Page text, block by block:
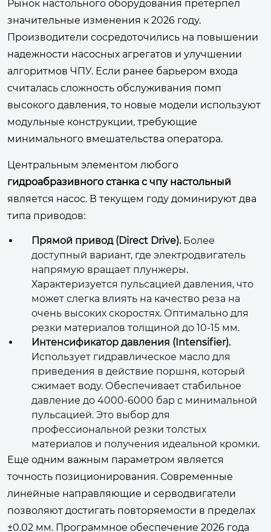
Рынок настольного оборудования претерпел
значительные изменения к 2026 году.
Производители сосредоточились на повышении
надежности насосных агрегатов и улучшении
алгоритмов ЧПУ. Если ранее барьером входа
считалась сложность обслуживания помп
высокого давления, то новые модели используют
модульные конструкции, требующие
минимального вмешательства оператора.
Центральным элементом любого
гидроабразивного станка с чпу настольный
является насос. В текущем году доминируют два
типа приводов:
Прямой привод (Direct Drive).Более
доступный вариант, где электродвигатель
напрямую вращает плунжеры.
Характеризуется пульсацией давления, что
может слегка влиять на качество реза на
очень высоких скоростях. Оптимально для
резки материалов толщиной до 10-15 мм.
Интенсификатор давления (Intensifier).
Использует гидравлическое масло для
приведения в действие поршня, который
сжимает воду. Обеспечивает стабильное
давление до 4000-6000 бар с минимальной
пульсацией. Это выбор для
профессиональной резки толстых
материалов и получения идеальной кромки.
Еще одним важным параметром является
точность позиционирования. Современные
линейные направляющие и серводвигатели
позволяют достигать повторяемости в пределах
±0.02 мм. Программное обеспечение 2026 года